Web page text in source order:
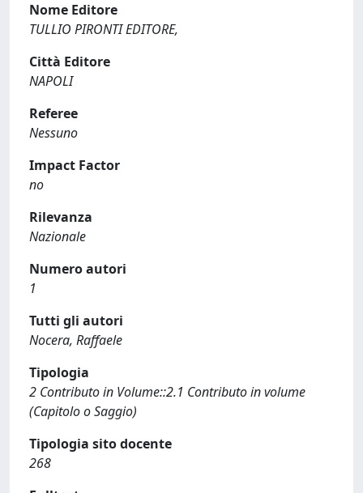
Nome Editore
TULLIO PIRONTI EDITORE,
Città Editore
NAPOLI
Referee
Nessuno
Impact Factor
no
Rilevanza
Nazionale
Numero autori
1
Tutti gli autori
Nocera, Raffaele
Tipologia
2 Contributo in Volume::2.1 Contributo in volume
(Capitolo o Saggio)
Tipologia sito docente
268